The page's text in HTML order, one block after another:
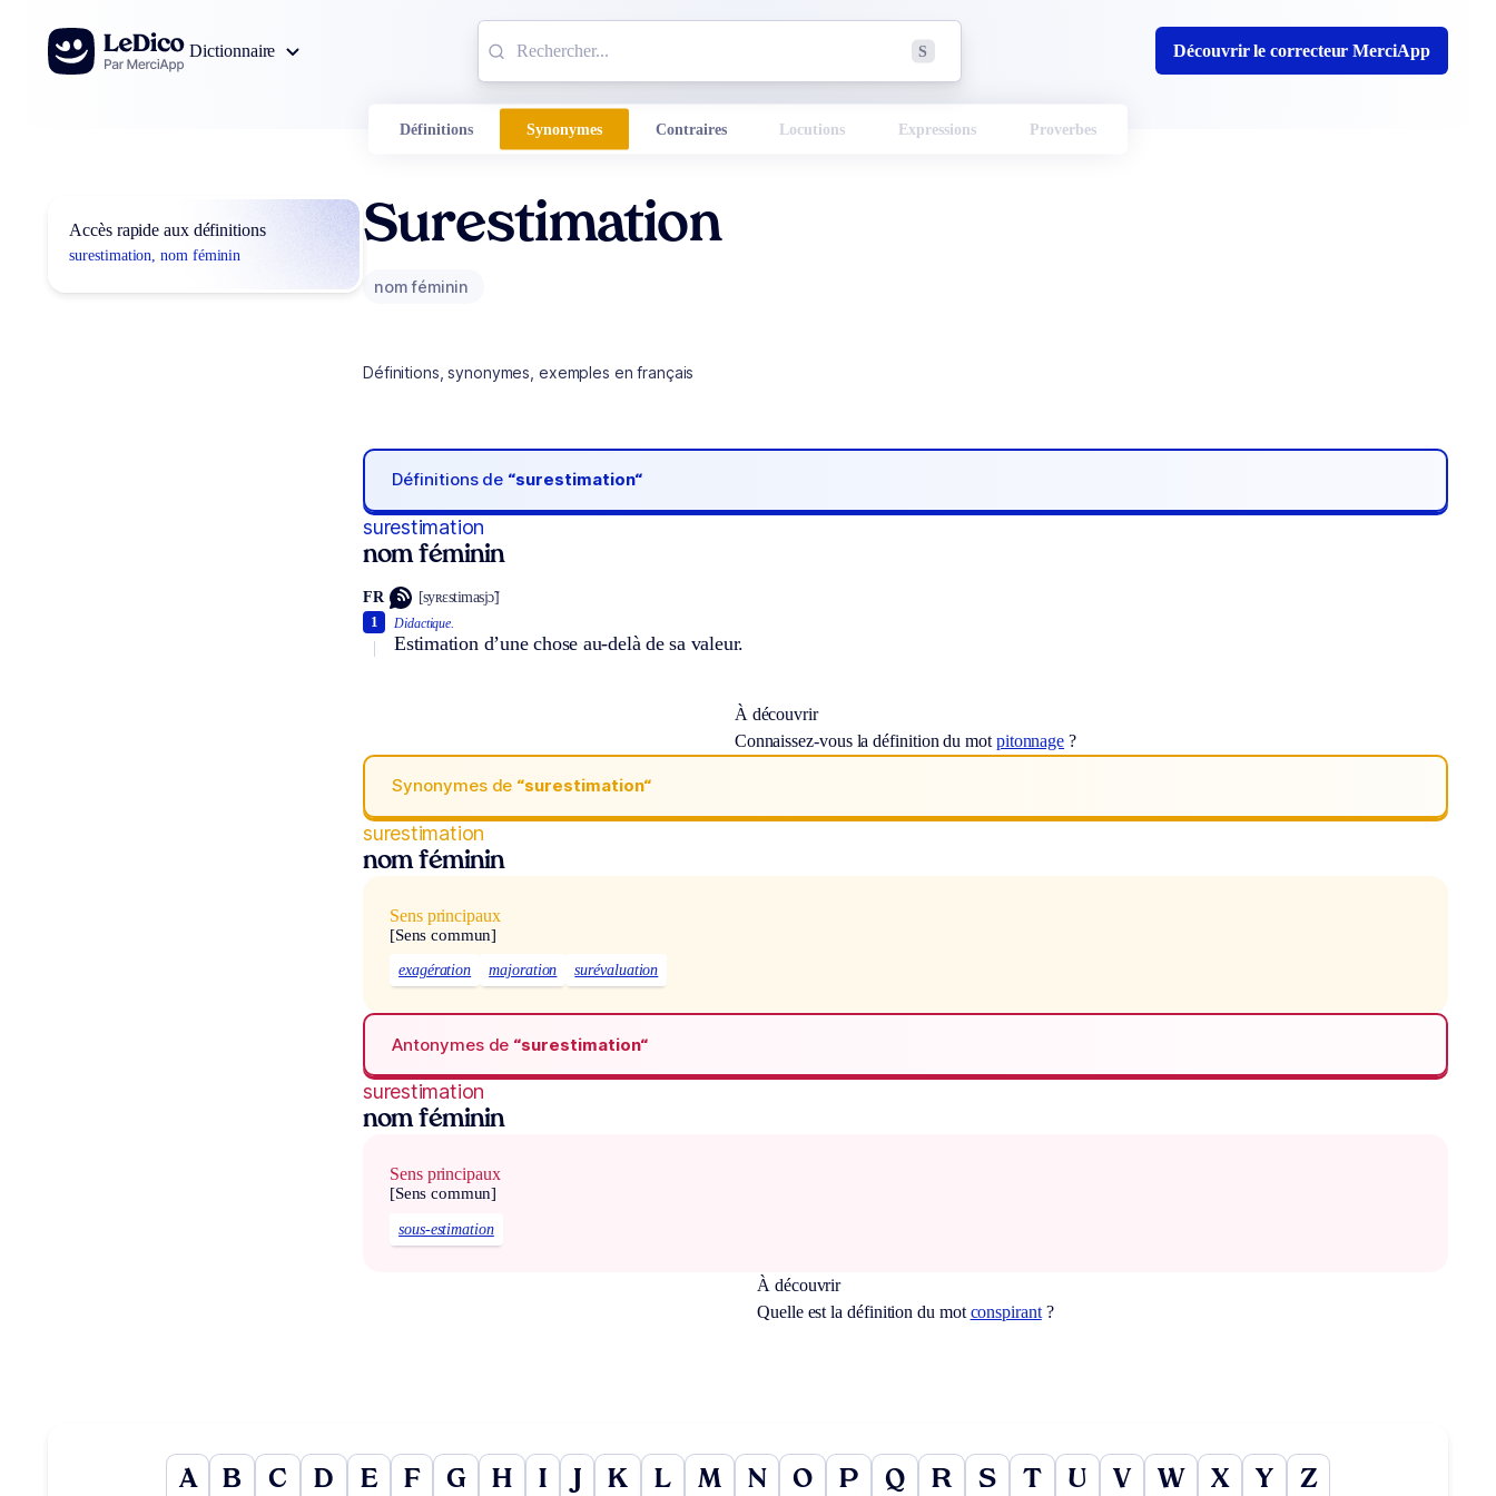
Aller au contenu
Dictionnaire
S Découvrir le correcteur MerciApp
Définitions Synonymes Contraires Locutions Expressions Proverbes
Accès rapide aux définitions
surestimation, nom féminin
Surestimation
nom féminin
Définitions, synonymes, exemples en français
Définitions de “surestimation“
surestimation
nom féminin
FR [syʀɛstimasjɔ̃]
Didactique.
Estimation d’une chose au-delà de sa valeur.
1
À découvrir
Connaissez-vous la définition du mot pitonnage ?
Synonymes de “surestimation“
surestimation
nom féminin
Sens principaux
[Sens commun]
exagération majoration surévaluation
Antonymes de “surestimation“
surestimation
nom féminin
Sens principaux
[Sens commun]
sous-estimation
À découvrir
Quelle est la définition du mot conspirant?
A B C D E F G H I J K L M N O P Q R S T U V W X Y Z